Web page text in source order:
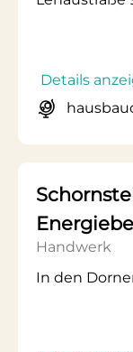
Details
Handwerk
In den